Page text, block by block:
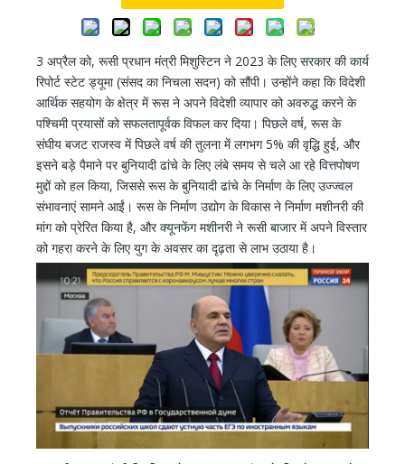
3 अप्रैल को, रूसी प्रधान मंत्री मिशुस्टिन ने 2023 के लिए सरकार की कार्य
रिपोर्ट स्टेट ड्यूमा (संसद का निचला सदन) को सौंपी। उन्होंने कहा कि विदेशी
आर्थिक सहयोग के क्षेत्र में रूस ने अपने विदेशी व्यापार को अवरुद्ध करने के
पश्चिमी प्रयासों को सफलतापूर्वक विफल कर दिया। पिछले वर्ष, रूस के
संघीय बजट राजस्व में पिछले वर्ष की तुलना में लगभग 5% की वृद्धि हुई, और
इसने बड़े पैमाने पर बुनियादी ढांचे के लिए लंबे समय से चले आ रहे वित्तपोषण
मुद्दों को हल किया, जिससे रूस के बुनियादी ढांचे के निर्माण के लिए उज्ज्वल
संभावनाएं सामने आईं। रूस के निर्माण उद्योग के विकास ने निर्माण मशीनरी की
मांग को प्रेरित किया है, और क्यूनफेंग मशीनरी ने रूसी बाजार में अपने विस्तार
को गहरा करने के लिए युग के अवसर का दृढ़ता से लाभ उठाया है।